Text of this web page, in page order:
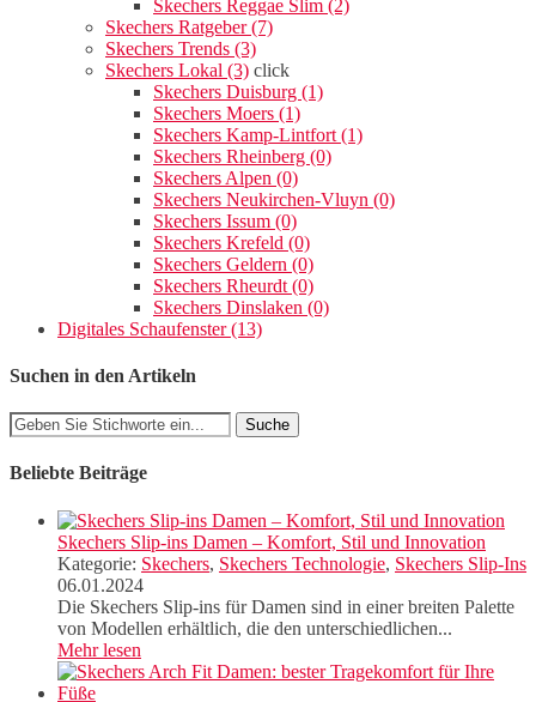
Skechers Reggae Slim (2)
Skechers Ratgeber (7)
Skechers Trends (3)
Skechers Lokal (3) click
Skechers Duisburg (1)
Skechers Moers (1)
Skechers Kamp-Lintfort (1)
Skechers Rheinberg (0)
Skechers Alpen (0)
Skechers Neukirchen-Vluyn (0)
Skechers Issum (0)
Skechers Krefeld (0)
Skechers Geldern (0)
Skechers Rheurdt (0)
Skechers Dinslaken (0)
Digitales Schaufenster (13)
Suchen in den Artikeln
Beliebte Beiträge
Skechers Slip-ins Damen – Komfort, Stil und Innovation
Kategorie: Skechers, Skechers Technologie, Skechers Slip-Ins
06.01.2024
Die Skechers Slip-ins für Damen sind in einer breiten Palette
von Modellen erhältlich, die den unterschiedlichen...
Mehr lesen